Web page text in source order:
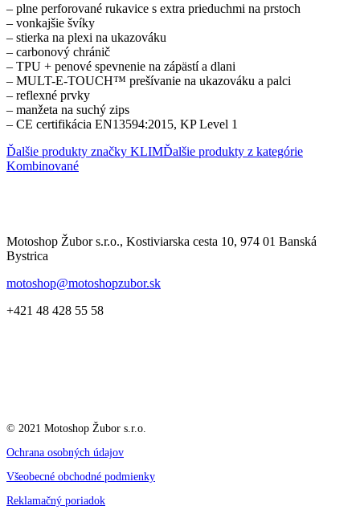
– plne perforované rukavice s extra prieduchmi na prstoch
– vonkajšie švíky
– stierka na plexi na ukazováku
– carbonový chránič
– TPU + penové spevnenie na zápästí a dlani
– MULT-E-TOUCH™ prešívanie na ukazováku a palci
– reflexné prvky
– manžeta na suchý zips
– CE certifikácia EN13594:2015, KP Level 1
Ďalšie produkty značky KLIMĎalšie produkty z kategórie
Kombinované
Motoshop Žubor s.r.o., Kostiviarska cesta 10, 974 01 Banská
Bystrica
motoshop@motoshopzubor.sk
+421 48 428 55 58
© 2021 Motoshop Žubor s.r.o.
Ochrana osobných údajov
Všeobecné obchodné podmienky
Reklamačný poriadok